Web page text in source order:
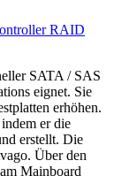
RAID
SATA / SAS
eignet. Sie
erhöhen.
er die
erstellt. Die
Über den
Mainboard